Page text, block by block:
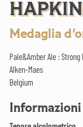
HAPKIN
Medaglia
Pale&Amber Ale : Strong
Alken-Maes
Belgium